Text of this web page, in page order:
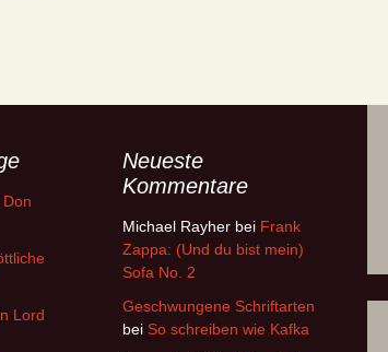
Lord
Neueste
Kommentare
Michael Rayher bei Frank
Zappa: (Und du bist mein)
Sofa No. 2
Geschwungene Schriftarten
bei So schreiben wie Kafka